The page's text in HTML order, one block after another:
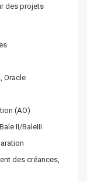
des projets
Oracle
(AO)
II/BaleIII
des créances,